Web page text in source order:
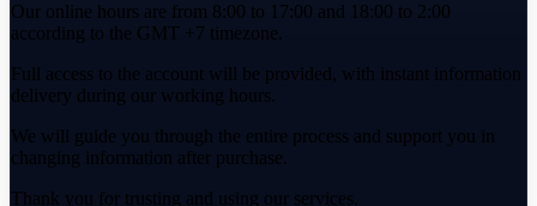
Our online hours are from 8:00 to 17:00 and 18:00 to 2:00
according to the GMT +7 timezone.
Full access to the account will be provided, with instant information
delivery during our working hours.
We will guide you through the entire process and support you in
changing information after purchase.
Thank you for trusting and using our services.